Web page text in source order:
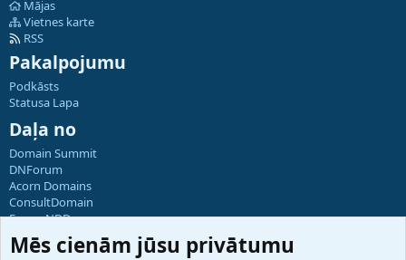
Mājas
Vietnes karte
RSS
Pakalpojumu
Podkāsts
Statusa Lapa
Daļa no
Domain Summit
DNForum
Acorn Domains
ConsultDomain
ForumNDD
Domainforum.ro
27.be
Mēs cienām jūsu privātumu